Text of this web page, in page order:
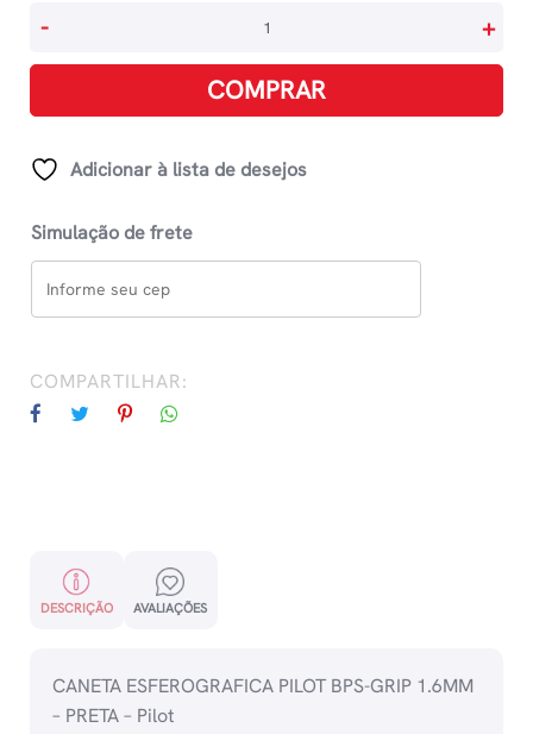
Pilot
Bps-
1.6mm
Preta
quantidade
- +
COMPRAR
Adicionar à lista de desejos
Simulação de frete
COMPARTILHAR:
DESCRIÇÃO AVALIAÇÕES
CANETA ESFEROGRAFICA PILOT BPS-GRIP 1.6MM
– PRETA – Pilot